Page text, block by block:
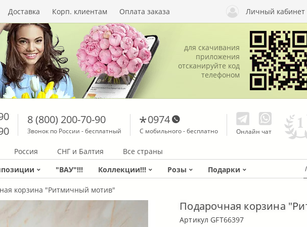
для скачивания
приложения
отсканируйте код
телефоном
Доставка Корп. клиентам Оплата заказа Личный кабинет
8 (800) 200-70-90
Звонок по России - бесплатный
0974
С мобильного - бесплатно Онлайн чат
Россия СНГ и Балтия
Все страны
"ВАУ"!!! Коллекции!!! Розы Подарки
корзина "Ритмичный мотив"
Подарочная корзина
Артикул GFT66397